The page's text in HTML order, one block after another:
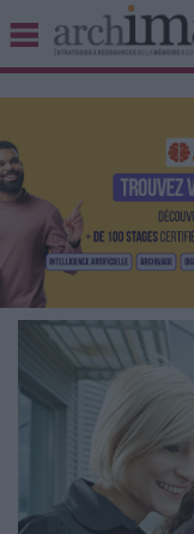
BIBLIOTHÈQUE
UNIVERS DATA
TRAVAIL
VIE NUMÉRIQUE
NUMÉRIQUE
LES DOSSIERS
LES NEWSLETTERS
LE MAGAZINE